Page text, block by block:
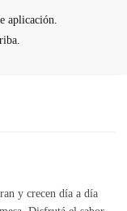
aplicación.
y crecen día a día